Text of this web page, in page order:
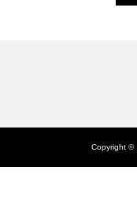
Copyright ©